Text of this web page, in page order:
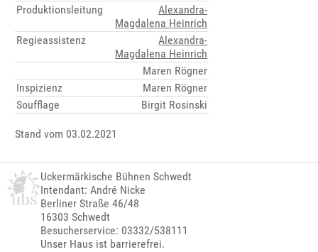
Produktionsleitung
Alexandra-
Magdalena Heinrich
Regieassistenz
Alexandra-
Magdalena Heinrich
Maren Rögner
Inspizienz
Maren Rögner
Soufflage
Birgit Rosinski
Stand vom 03.02.2021
Uckermärkische Bühnen Schwedt
Intendant: André Nicke
Berliner Straße 46/48
16303 Schwedt
Besucherservice: 03332/538111
Unser Haus ist barrierefrei.